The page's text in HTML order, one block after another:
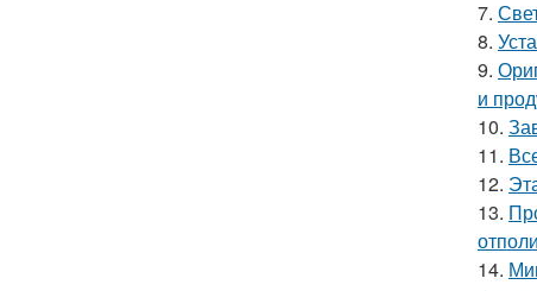
7.
8.
9.
и
10.
11.
12.
13.
14.